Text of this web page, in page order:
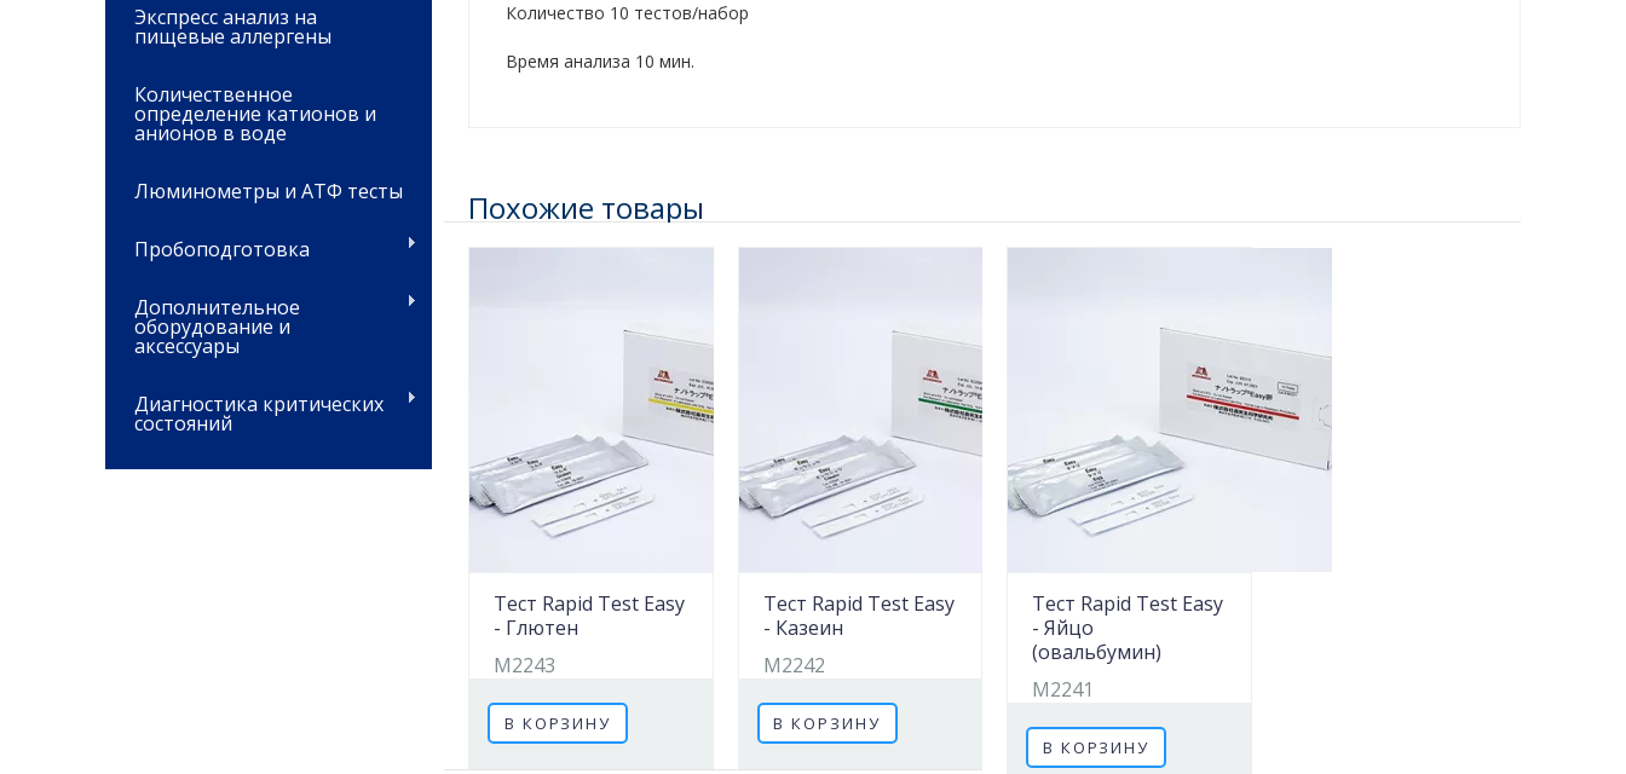
Экспресс анализ на
пищевые аллергены
Количественное
определение катионов и
анионов в воде
Люминометры и АТФ тесты
Пробоподготовка
Дополнительное
оборудование и
аксессуары
Диагностика критических
состояний
Количество 10 тестов/набор
Время анализа 10 мин.
Похожие товары
Тест Rapid Test Easy
- Глютен
M2243
В КОРЗИНУ
Тест Rapid Test Easy
- Казеин
M2242
В КОРЗИНУ
Тест Rapid Test Easy
- Яйцо
(овальбумин)
M2241
В КОРЗИНУ